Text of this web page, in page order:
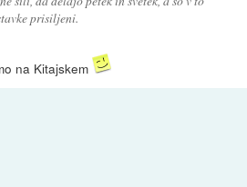
prisiljeni.
na Kitajskem